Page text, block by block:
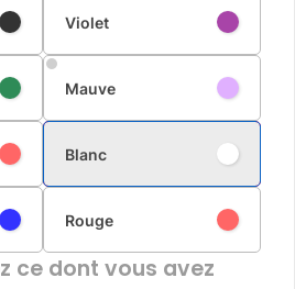
Violet
Mauve
Blanc
Rouge
ce dont vous avez